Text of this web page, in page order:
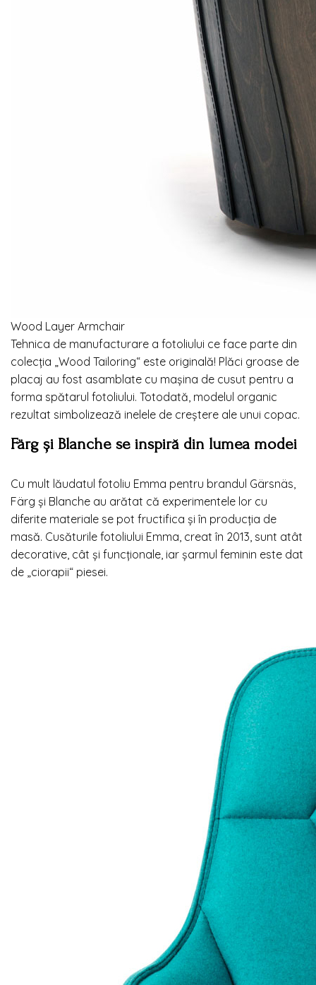
Wood Layer Armchair
Tehnica de manufacturare a fotoliului ce face parte din
colecția „Wood Tailoring“ este originală! Plăci groase de
placaj au fost asamblate cu mașina de cusut pentru a
forma spătarul fotoliului. Totodată, modelul organic
rezultat simbolizează inelele de creștere ale unui copac.
Färg și Blanche se inspiră din lumea modei
Cu mult lăudatul fotoliu Emma pentru brandul Gärsnäs,
Färg și Blanche au arătat că experimentele lor cu
diferite materiale se pot fructifica și în producția de
masă. Cusăturile fotoliului Emma, creat în 2013, sunt atât
decorative, cât și funcționale, iar șarmul feminin este dat
de „ciorapii“ piesei.